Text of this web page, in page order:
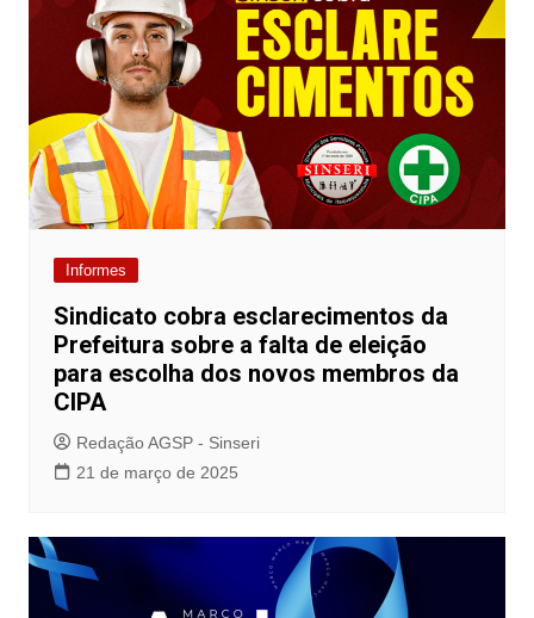
Informes
Sindicato cobra esclarecimentos da
Prefeitura sobre a falta de eleição
para escolha dos novos membros da
CIPA
Redação AGSP - Sinseri
21 de março de 2025